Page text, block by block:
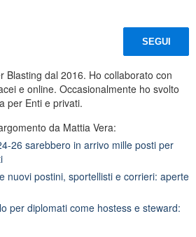
SEGUI
Blasting dal 2016. Ho collaborato con
e online. Occasionalmente ho svolto
per Enti e privati.
da Mattia Vera:
26 sarebbero in arrivo mille posti per
nuovi postini, sportellisti e corrieri: aperte
per diplomati come hostess e steward: